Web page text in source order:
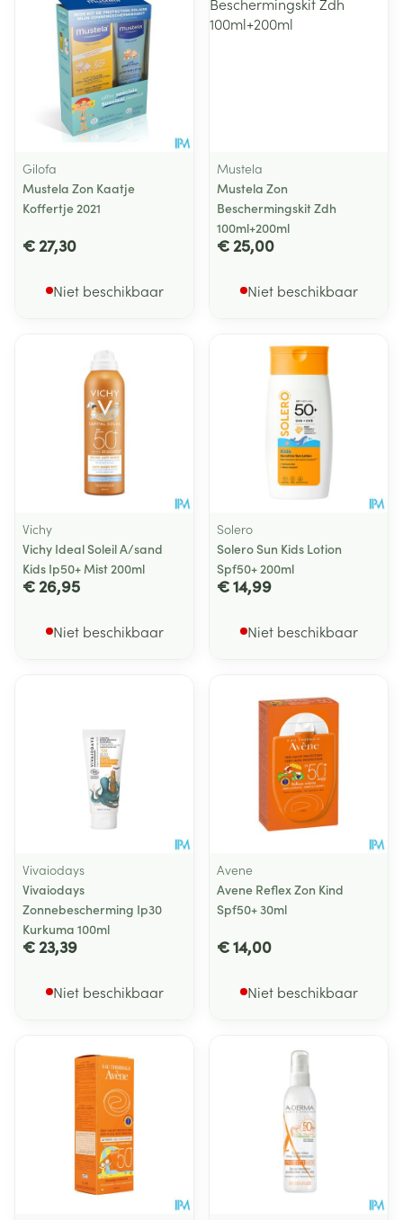
Gilofa
Mustela Zon Kaatje
Koffertje 2021
€ 27,30
Niet beschikbaar
Mustela
Mustela Zon
Beschermingskit Zdh
100ml+200ml
€ 25,00
Niet beschikbaar
Vichy
Vichy Ideal Soleil A/sand
Kids Ip50+ Mist 200ml
€ 26,95
Niet beschikbaar
Solero
Solero Sun Kids Lotion
Spf50+ 200ml
€ 14,99
Niet beschikbaar
Vivaiodays
Vivaiodays
Zonnebescherming Ip30
Kurkuma 100ml
€ 23,39
Niet beschikbaar
Avene
Avene Reflex Zon Kind
Spf50+ 30ml
€ 14,00
Niet beschikbaar